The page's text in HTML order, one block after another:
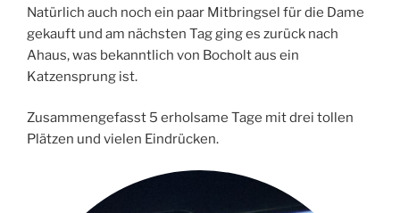
Natürlich auch noch ein paar Mitbringsel für die Dame
gekauft und am nächsten Tag ging es zurück nach
Ahaus, was bekanntlich von Bocholt aus ein
Katzensprung ist.
Zusammengefasst 5 erholsame Tage mit drei tollen
Plätzen und vielen Eindrücken.